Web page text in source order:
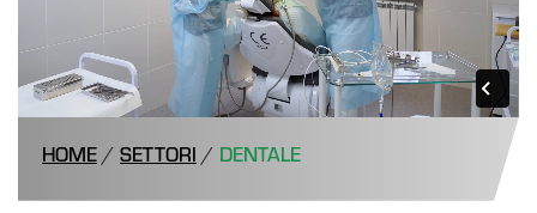
HOME/ SETTORI/ DENTALE